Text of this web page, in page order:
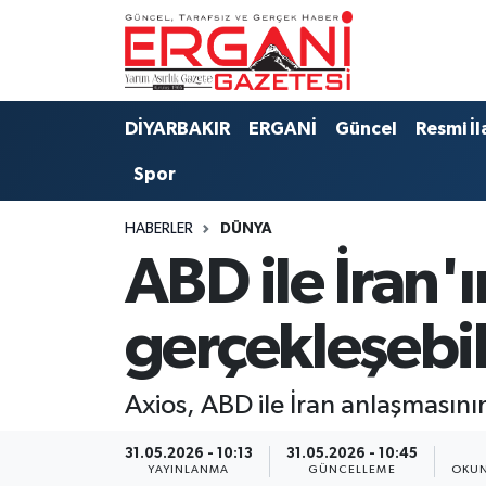
DİYARBAKIR ERGANİ Güncel Resmi
Spor
HABERLER DÜNYA
ABD ile
Axios, ABD ile İran
31.05.2026 - 10:13
YAYINLANMA
31.05.2026 - 10:45
GÜNCELLEME
DİYARBAKIR
BAĞLAR
ERGANİ
Resmi İlanlar
Si̇yaset
Ergani Nöbetçi Eczaneler
Ergani Hava Durumu
Süper Lig Puan Durumu ve Fikstür
Tüm Manşetler
Son Dakika Haberleri
Haber Arşivi